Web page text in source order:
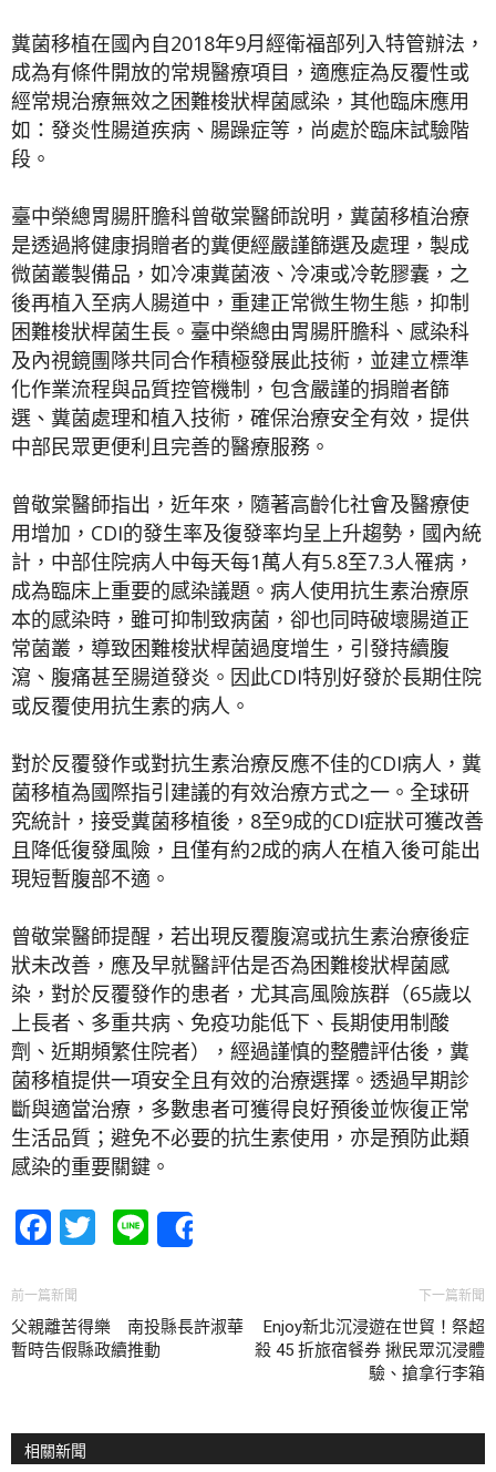
糞菌移植在國內自2018年9月經衛福部列入特管辦法，
成為有條件開放的常規醫療項目，適應症為反覆性或
經常規治療無效之困難梭狀桿菌感染，其他臨床應用
如：發炎性腸道疾病、腸躁症等，尚處於臨床試驗階
段。
臺中榮總胃腸肝膽科曾敬棠醫師說明，糞菌移植治療
是透過將健康捐贈者的糞便經嚴謹篩選及處理，製成
微菌叢製備品，如冷凍糞菌液、冷凍或冷乾膠囊，之
後再植入至病人腸道中，重建正常微生物生態，抑制
困難梭狀桿菌生長。臺中榮總由胃腸肝膽科、感染科
及內視鏡團隊共同合作積極發展此技術，並建立標準
化作業流程與品質控管機制，包含嚴謹的捐贈者篩
選、糞菌處理和植入技術，確保治療安全有效，提供
中部民眾更便利且完善的醫療服務。
曾敬棠醫師指出，近年來，隨著高齡化社會及醫療使
用增加，CDI的發生率及復發率均呈上升趨勢，國內統
計，中部住院病人中每天每1萬人有5.8至7.3人罹病，
成為臨床上重要的感染議題。病人使用抗生素治療原
本的感染時，雖可抑制致病菌，卻也同時破壞腸道正
常菌叢，導致困難梭狀桿菌過度增生，引發持續腹
瀉、腹痛甚至腸道發炎。因此CDI特別好發於長期住院
或反覆使用抗生素的病人。
對於反覆發作或對抗生素治療反應不佳的CDI病人，糞
菌移植為國際指引建議的有效治療方式之一。全球研
究統計，接受糞菌移植後，8至9成的CDI症狀可獲改善
且降低復發風險，且僅有約2成的病人在植入後可能出
現短暫腹部不適。
曾敬棠醫師提醒，若出現反覆腹瀉或抗生素治療後症
狀未改善，應及早就醫評估是否為困難梭狀桿菌感
染，對於反覆發作的患者，尤其高風險族群（65歲以
上長者、多重共病、免疫功能低下、長期使用制酸
劑、近期頻繁住院者），經過謹慎的整體評估後，糞
菌移植提供一項安全且有效的治療選擇。透過早期診
斷與適當治療，多數患者可獲得良好預後並恢復正常
生活品質；避免不必要的抗生素使用，亦是預防此類
感染的重要關鍵。
Facebook
Twitter
Line
前一篇新聞
父親離苦得樂 南投縣長許淑華
暫時告假縣政續推動
下一篇新聞
Enjoy新北沉浸遊在世貿！祭超
殺 45 折旅宿餐券 揪民眾沉浸體
驗、搶拿行李箱
相關新聞